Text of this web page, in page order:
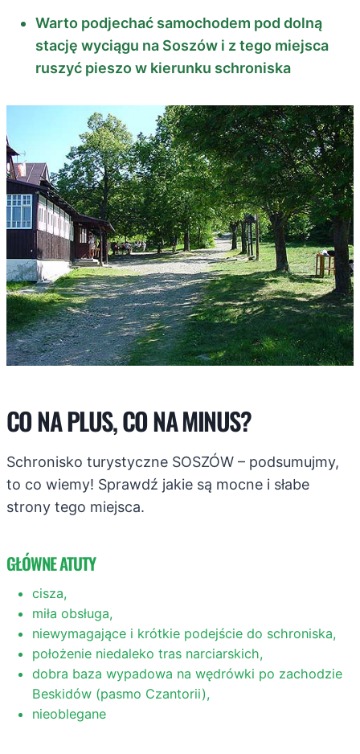
Warto podjechać samochodem pod dolną
stację wyciągu na Soszów i z tego miejsca
ruszyć pieszo w kierunku schroniska
CO NA PLUS, CO NA MINUS?
Schronisko turystyczne SOSZÓW – podsumujmy,
to co wiemy! Sprawdź jakie są mocne i słabe
strony tego miejsca.
GŁÓWNE ATUTY
cisza,
miła obsługa,
niewymagające i krótkie podejście do schroniska,
położenie niedaleko tras narciarskich,
dobra baza wypadowa na wędrówki po zachodzie
Beskidów (pasmo Czantorii),
nieoblegane